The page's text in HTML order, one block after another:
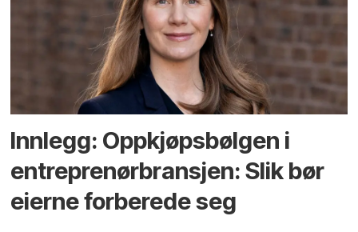
Innlegg: Oppkjøps­bølgen i
entreprenør­bransjen: Slik bør
eierne forberede seg